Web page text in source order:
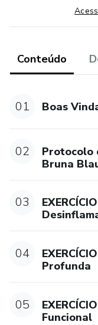
reduzir dores,
funcionalidade do
O que você vai
✔ 15 dias de
✔ Exercícios
✔ Grupo VIP no
das profissionais
📅 Acesso por 30
Você não nasceu
Conteúdo
01 Boas
02
Protocolo
Bruna
03
04
Profunda
05
Funcional